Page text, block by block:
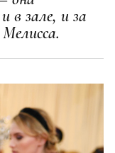
в зале, и за